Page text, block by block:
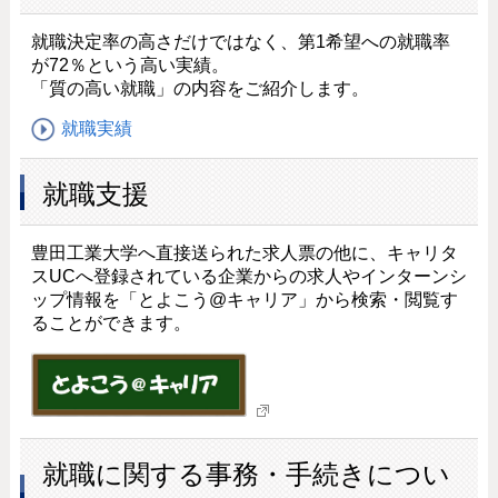
就職決定率の高さだけではなく、第1希望への就職率
が72％という高い実績。
「質の高い就職」の内容をご紹介します。
就職実績
就職支援
豊田工業大学へ直接送られた求人票の他に、キャリタ
スUCへ登録されている企業からの求人やインターンシ
ップ情報を「とよこう@キャリア」から検索・閲覧す
ることができます。
就職に関する事務・手続きについ